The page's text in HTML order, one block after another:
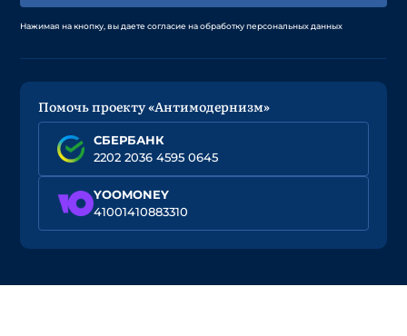
Нажимая на кнопку, вы даете согласие на обработку персональных данных
Помочь проекту «Антимодернизм»
СБЕРБАНК
2202 2036 4595 0645
YOOMONEY
41001410883310